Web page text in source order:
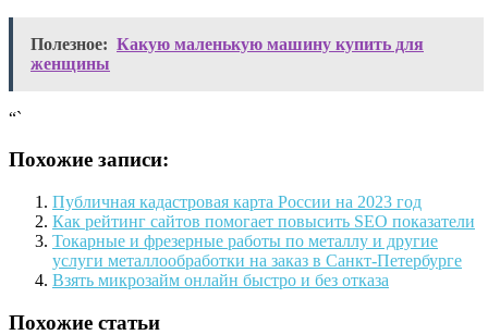
Полезное: Какую маленькую машину купить для
женщины
“`
Похожие записи:
Публичная кадастровая карта России на 2023 год
Как рейтинг сайтов помогает повысить SEO показатели
Токарные и фрезерные работы по металлу и другие
услуги металлообработки на заказ в Санкт-Петербурге
Взять микрозайм онлайн быстро и без отказа
Похожие статьи